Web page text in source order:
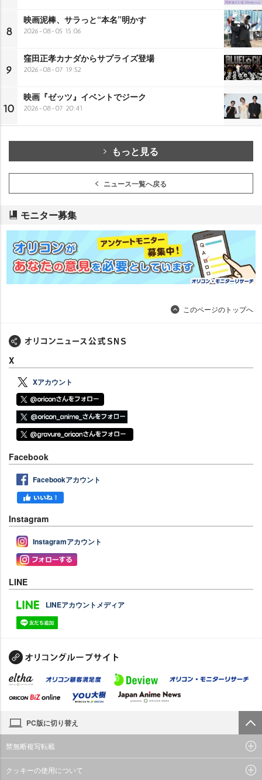
8
映画泥棒、サラっと“本名”明かす
2026-08-05 15:06
9
窪田正孝カナダからサプライズ登場
2026-08-07 19:52
10
映画『ゼッツ』イベントでジーク
2026-08-07 20:41
もっと見る
ニュース一覧へ戻る
モニター募集
このページのトップへ
X
Xアカウント
Facebook
Facebookアカウント
Instagram
Instagramアカウント
LINE
LINEアカウントメディア
PC版に切り替え
禁無断複写転載
クッキーの使用について